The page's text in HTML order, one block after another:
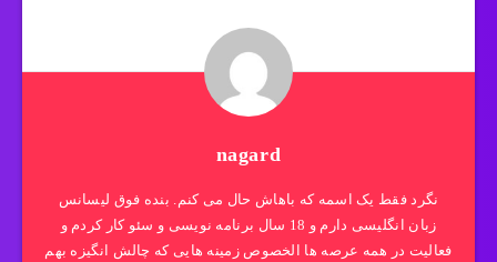
nagard
نگرد فقط یک اسمه که باهاش حال می کنم. بنده فوق لیسانس
زبان انگلیسی دارم و 18 سال برنامه نویسی و سئو کار کردم و
فعالیت در همه عرصه ها الخصوص زمینه هایی که چالش انگیزه بهم